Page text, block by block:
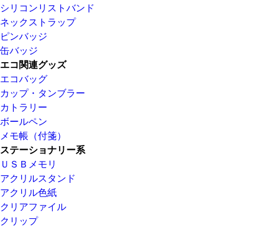
シリコンリストバンド
ネックストラップ
ピンバッジ
缶バッジ
エコ関連グッズ
エコバッグ
カップ・タンブラー
カトラリー
ボールペン
メモ帳（付箋）
ステーショナリー系
ＵＳＢメモリ
アクリルスタンド
アクリル色紙
クリアファイル
クリップ